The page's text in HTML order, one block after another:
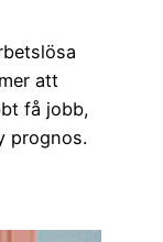
att
få jobb,
prognos.